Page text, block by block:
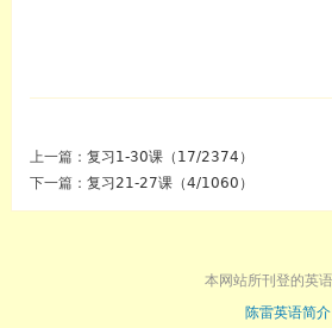
上一篇： 复习1-30课（17/2374）
下一篇： 复习21-27课（4/1060）
本网站所刊登的英
陈雷英语简介